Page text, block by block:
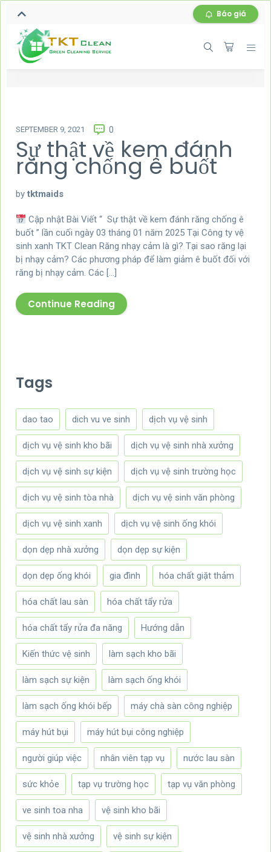
Báo giá
SEPTEMBER 9, 2021 0
Sự thật về kem đánh
răng chống ê buốt
by tktmaids
Cập nhật Bài Viết “ Sự thật về kem đánh răng chống ê
buốt ” lần cuối ngày 03 tháng 01 năm 2025 Tại Công ty vệ
sinh xanh TKT Clean Răng nhạy cảm là gì? Tại sao răng lại
bị nhạy cảm? Các phương pháp để làm giảm ê buốt đối với
răng bị nhạy cảm. Các […]
Continue Reading
Tags
dao tao dich vu ve sinh dịch vụ vệ sinh
dịch vụ vệ sinh kho bãi dịch vụ vệ sinh nhà xưởng
dịch vụ vệ sinh sự kiện dịch vụ vệ sinh trường học
dịch vụ vệ sinh tòa nhà dịch vụ vệ sinh văn phòng
dịch vụ vệ sinh xanh dịch vụ vệ sinh ống khói
dọn dẹp nhà xưởng dọn dẹp sự kiện
dọn dẹp ống khói gia đình hóa chất giặt thảm
hóa chất lau sàn hóa chất tẩy rửa
hóa chất tẩy rửa đa năng Hướng dẫn
Kiến thức vệ sinh làm sạch kho bãi
làm sạch sự kiện làm sạch ống khói
làm sạch ống khói bếp máy chà sàn công nghiệp
máy hút bụi máy hút bụi công nghiệp
người giúp việc nhân viên tạp vụ nước lau sàn
sức khỏe tạp vụ trường học tạp vụ văn phòng
ve sinh toa nha vệ sinh kho bãi
vệ sinh nhà xưởng vệ sinh sự kiện